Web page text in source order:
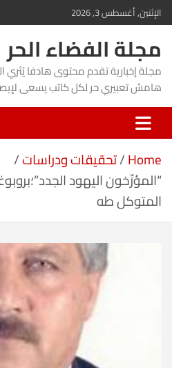
Skip
to
content
الإثنين, أغسطس 3, 2026
مجلة الفضاء الحر
مجلة إخبارية تقدم محتوى هادفا يُثري
هامش تعبيري حر لكل كاتب يسعى
Home تحقيقات ودراسات
“المؤرِّخون اليهود
المتوكل طه